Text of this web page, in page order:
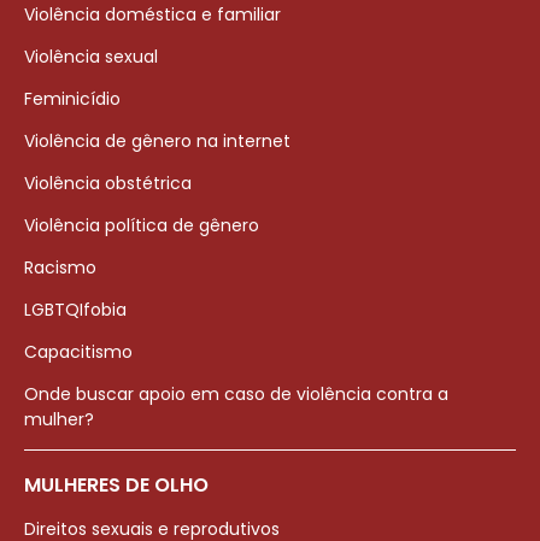
Violência doméstica e familiar
Violência sexual
Feminicídio
Violência de gênero na internet
Violência obstétrica
Violência política de gênero
Racismo
LGBTQIfobia
Capacitismo
Onde buscar apoio em caso de violência contra a
mulher?
MULHERES DE OLHO
Direitos sexuais e reprodutivos